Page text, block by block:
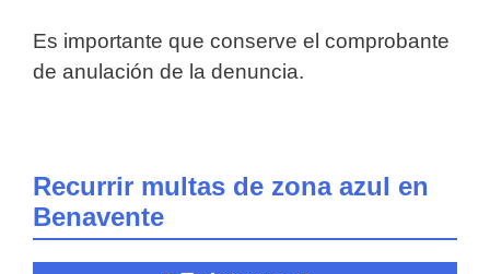
Es importante que conserve el comprobante
de anulación de la denuncia.
Recurrir multas de zona azul en
Benavente